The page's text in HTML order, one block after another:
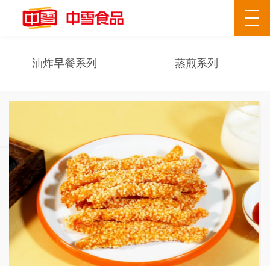
油炸早餐系列 蒸煎系列